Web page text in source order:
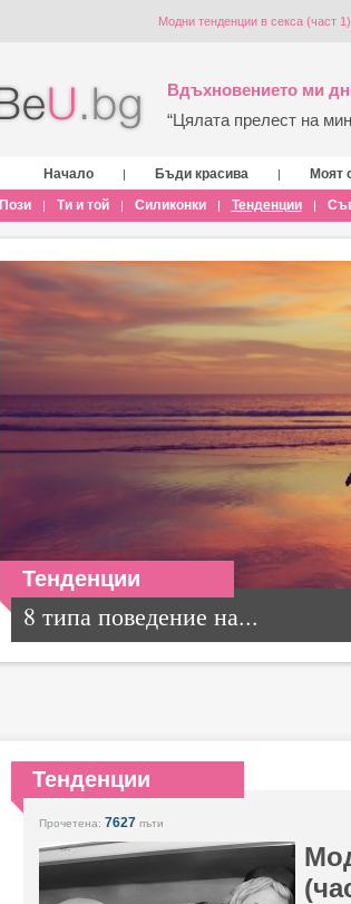
Модни тенденции в секса (част 1)
Вдъхновението ми
“Цялата прелест на
Начало | Бъди красива | Моят
Пози
| Ти и той | Силиконки | Тенденции |
Тенденции
8 типа поведение на...
Тенденции
Прочетена: 7627 пъти